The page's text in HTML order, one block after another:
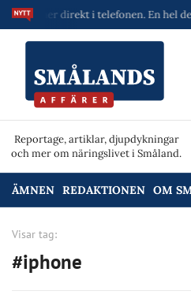
direkt i telefonen. En hel depå
Reportage, artiklar, djupdykningar
och mer om näringslivet i Småland.
ÄMNEN REDAKTIONEN OM
Visar tag:
#iphone